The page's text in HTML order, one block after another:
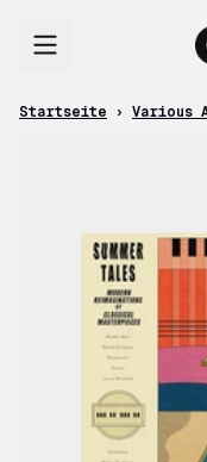
Startseite › Various